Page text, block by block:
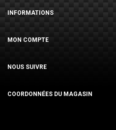
INFORMATIONS
MON COMPTE
NOUS SUIVRE
COORDONNÉES DU MAGASIN